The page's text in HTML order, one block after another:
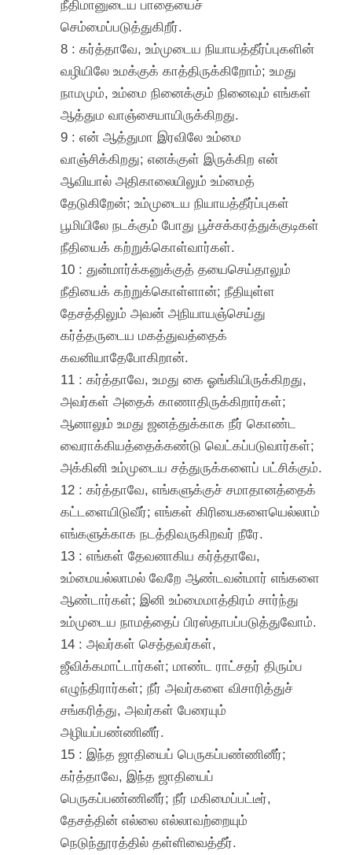
நீதிமானுடைய பாதையைச்
செம்மைப்படுத்துகிறீர்.
8 : கர்த்தாவே, உம்முடைய நியாயத்தீர்ப்புகளின்
வழியிலே உமக்குக் காத்திருக்கிறோம்; உமது
நாமமும், உம்மை நினைக்கும் நினைவும் எங்கள்
ஆத்தும வாஞ்சையாயிருக்கிறது.
9 : என் ஆத்துமா இரவிலே உம்மை
வாஞ்சிக்கிறது; எனக்குள் இருக்கிற என்
ஆவியால் அதிகாலையிலும் உம்மைத்
தேடுகிறேன்; உம்முடைய நியாயத்தீர்ப்புகள்
பூமியிலே நடக்கும் போது பூச்சக்கரத்துக்குடிகள்
நீதியைக் கற்றுக்கொள்வார்கள்.
10 : துன்மார்க்கனுக்குத் தயைசெய்தாலும்
நீதியைக் கற்றுக்கொள்ளான்; நீதியுள்ள
தேசத்திலும் அவன் அநியாயஞ்செய்து
கர்த்தருடைய மகத்துவத்தைக்
கவனியாதேபோகிறான்.
11 : கர்த்தாவே, உமது கை ஓங்கியிருக்கிறது,
அவர்கள் அதைக் காணாதிருக்கிறார்கள்;
ஆனாலும் உமது ஜனத்துக்காக நீர் கொண்ட
வைராக்கியத்தைக்கண்டு வெட்கப்படுவார்கள்;
அக்கினி உம்முடைய சத்துருக்களைப் பட்சிக்கும்.
12 : கர்த்தாவே, எங்களுக்குச் சமாதானத்தைக்
கட்டளையிடுவீர்; எங்கள் கிரியைகளையெல்லாம்
எங்களுக்காக நடத்திவருகிறவர் நீரே.
13 : எங்கள் தேவனாகிய கர்த்தாவே,
உம்மையல்லாமல் வேறே ஆண்டவன்மார் எங்களை
ஆண்டார்கள்; இனி உம்மைமாத்திரம் சார்ந்து
உம்முடைய நாமத்தைப் பிரஸ்தாபப்படுத்துவோம்.
14 : அவர்கள் செத்தவர்கள்,
ஜீவிக்கமாட்டார்கள்; மாண்ட ராட்சதர் திரும்ப
எழுந்திரார்கள்; நீர் அவர்களை விசாரித்துச்
சங்கரித்து, அவர்கள் பேரையும்
அழியப்பண்ணினீர்.
15 : இந்த ஜாதியைப் பெருகப்பண்ணினீர்;
கர்த்தாவே, இந்த ஜாதியைப்
பெருகப்பண்ணினீர்; நீர் மகிமைப்பட்டீர்,
தேசத்தின் எல்லை எல்லாவற்றையும்
நெடுந்தூரத்தில் தள்ளிவைத்தீர்.